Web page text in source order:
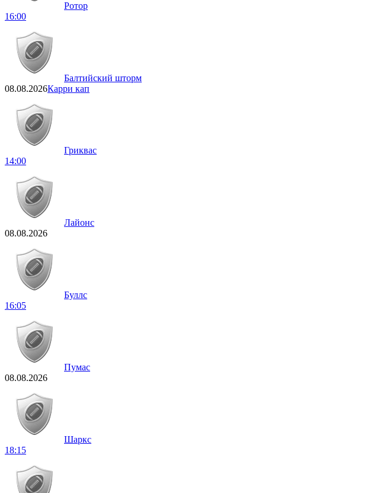
Ротор
16:00
Балтийский шторм
08.08.2026Карри кап
Гриквас
14:00
Лайонс
08.08.2026
Буллс
16:05
Пумас
08.08.2026
Шаркс
18:15